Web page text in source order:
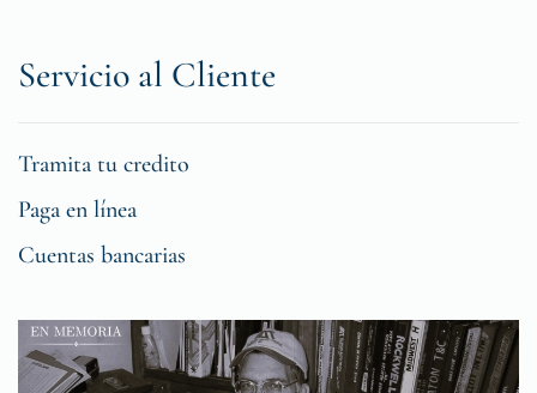
Servicio al Cliente
Tramita tu credito
Paga en línea
Cuentas bancarias